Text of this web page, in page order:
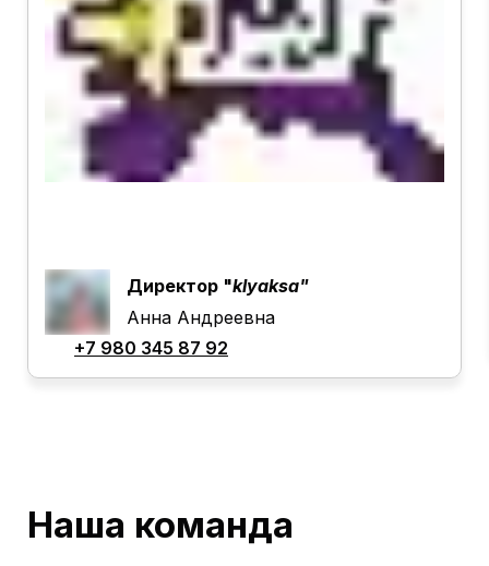
Директор "klyaksa"
Анна Андреевна
+7 980 345 87 92
Наша команда